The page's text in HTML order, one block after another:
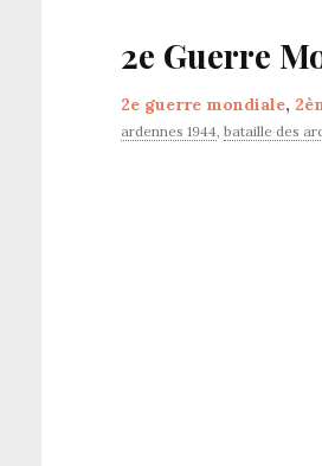
2e Guerre
2e guerre mondiale,
ardennes 1944, bataille des